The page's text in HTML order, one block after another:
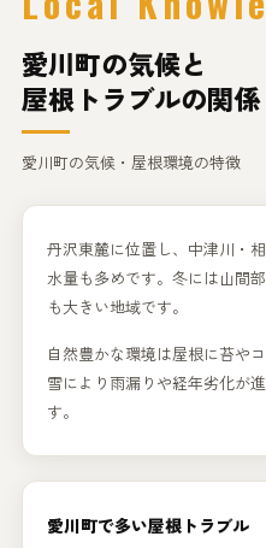
愛川町の気候と
屋根トラブルの関係
愛川町の気候・屋根環境の特徴
丹沢東麓に位置し、中津川・
水量も多めです。冬には山間
も大きい地域です。
自然豊かな環境は屋根に苔や
雪により雨漏りや経年劣化が
す。
愛川町で多い屋根トラブル